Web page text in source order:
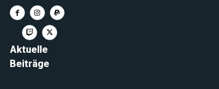
Aktuelle
Beiträge